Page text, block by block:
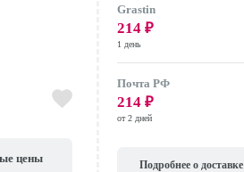
цены
Grastin
214 ₽
1 день
Почта РФ
214 ₽
от 2 дней
Подробнее о доставке